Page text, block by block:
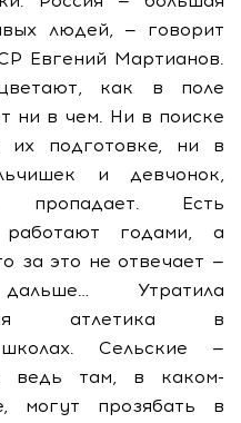
людей, — говорит
Евгений Мартианов.
как в поле
ни в чем. Ни в поиске
подготовке, ни в
и девчонок,
пропадает. Есть
работают годами, а
за это не отвечает —
Утратила
атлетика в
школах. Сельские —
ведь там, в каком-
могут прозябать в